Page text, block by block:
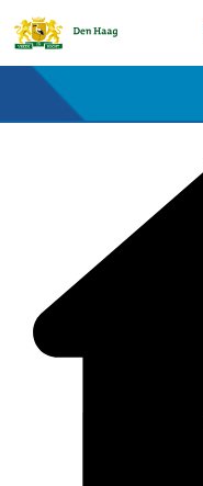
Bronnen en collecties